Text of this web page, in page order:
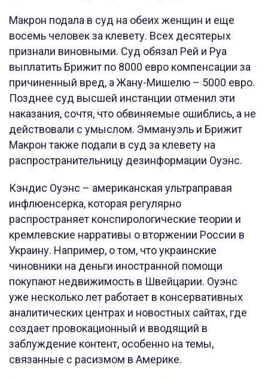
Макрон подала в суд на обеих женщин и еще
восемь человек за клевету. Всех десятерых
признали виновными. Суд обязал Рей и Руа
выплатить Брижит по 8000 евро компенсации за
причиненный вред, а Жану-Мишелю – 5000 евро.
Позднее суд высшей инстанции отменил эти
наказания, сочтя, что обвиняемые ошиблись, а не
действовали с умыслом. Эммануэль и Брижит
Макрон также подали в суд за клевету на
распространительницу дезинформации Оуэнс.
Кэндис Оуэнс – американская ультраправая
инфлюенсерка, которая регулярно
распространяет конспирологические теории и
кремлевские нарративы о вторжении России в
Украину. Например, о том, что украинские
чиновники на деньги иностранной помощи
покупают недвижимость в Швейцарии. Оуэнс
уже несколько лет работает в консервативных
аналитических центрах и новостных сайтах, где
создает провокационный и вводящий в
заблуждение контент, особенно на темы,
связанные с расизмом в Америке.